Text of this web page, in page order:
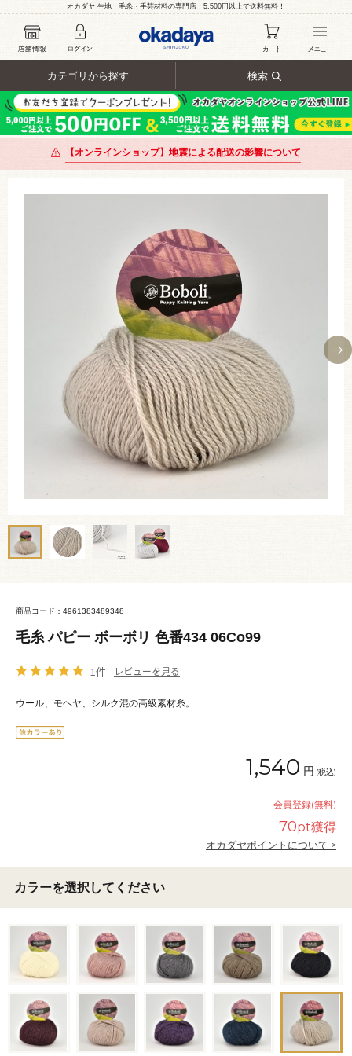
オカダヤ 生地・毛糸・手芸材料の専門店｜5,500円以上で送料無料！
カテゴリから探す 検索
【オンラインショップ】地震による配送の影響について
商品コード：4961383489348
毛糸 パピー ボーボリ 色番434 06Co99_
1件 レビューを見る
ウール、モヘヤ、シルク混の高級素材糸。
1,540 円 (税込)
会員登録(無料)
70pt獲得
オカダヤポイントについて >
カラーを選択してください